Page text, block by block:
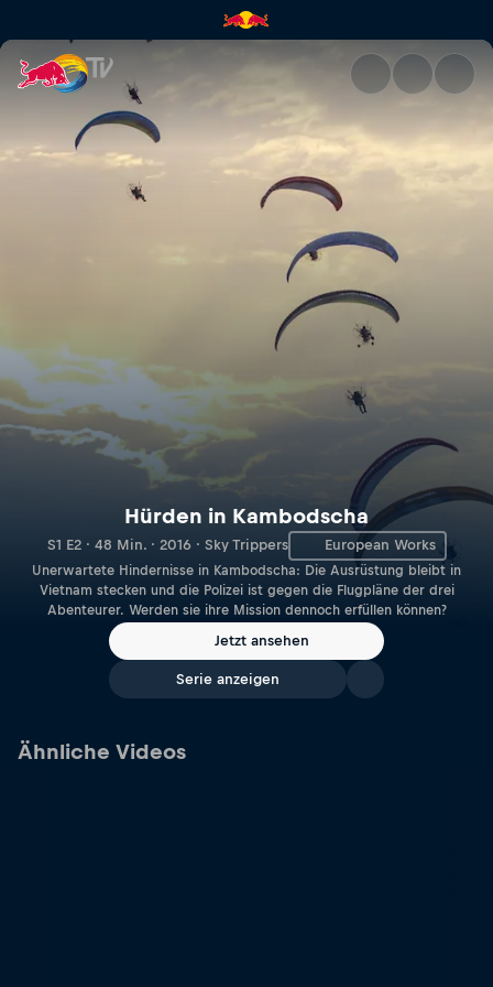
Hürden in Kambodscha | Red
Hürden in Kambodscha
S1 E2 · 48 Min. · 2016 · Sky Trippers European Works
Unerwartete Hindernisse in Kambodscha: Die Ausrüstung bleibt in
Vietnam stecken und die Polizei ist gegen die Flugpläne der drei
Abenteurer. Werden sie ihre Mission dennoch erfüllen können?
Jetzt ansehen
Serie anzeigen
Ähnliche Videos